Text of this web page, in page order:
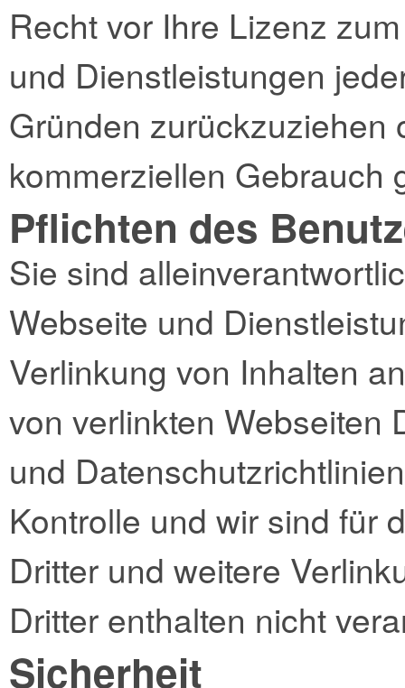
Recht vor Ihre Lizenz
und Dienstleistungen
Gründen zurückzuziehen
kommerziellen Gebrauch
Pflichten des
Sie sind
Webseite und
Verlinkung von Inhalten
von verlinkten Webseiten
und
Kontrolle und wir sind für
Dritter und weitere
Dritter enthalten nicht
Sicherheit